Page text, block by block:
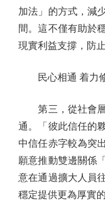
加法」的方式，減
間。這不僅有助於
現實利益支撐，防
民心相通 着力
第三，從社會層
通。「彼此信任的
中信任赤字較為突
願意推動雙邊關係
意在通過擴大人員
穩定提供更為厚實